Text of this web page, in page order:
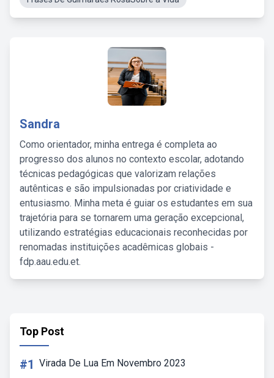
Sandra
Como orientador, minha entrega é completa ao
progresso dos alunos no contexto escolar, adotando
técnicas pedagógicas que valorizam relações
autênticas e são impulsionadas por criatividade e
entusiasmo. Minha meta é guiar os estudantes em sua
trajetória para se tornarem uma geração excepcional,
utilizando estratégias educacionais reconhecidas por
renomadas instituições acadêmicas globais -
fdp.aau.edu.et.
Top Post
#1 Virada De Lua Em Novembro 2023